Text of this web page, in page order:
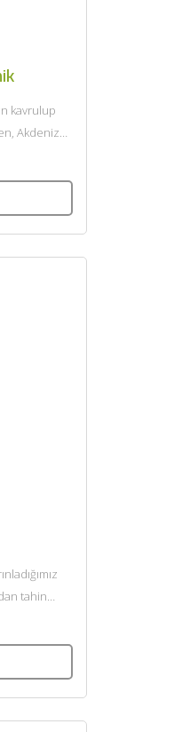
kavrulup
Akdeniz
tahin